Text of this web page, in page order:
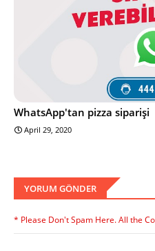
WhatsApp'tan pizza siparişi
April 29, 2020
YORUM GÖNDER
* Please Don't Spam Here. All the